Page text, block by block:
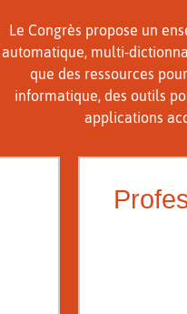
Le Congrès propose un
automatique, multi-
que des ressources
informatique, des outils
applications